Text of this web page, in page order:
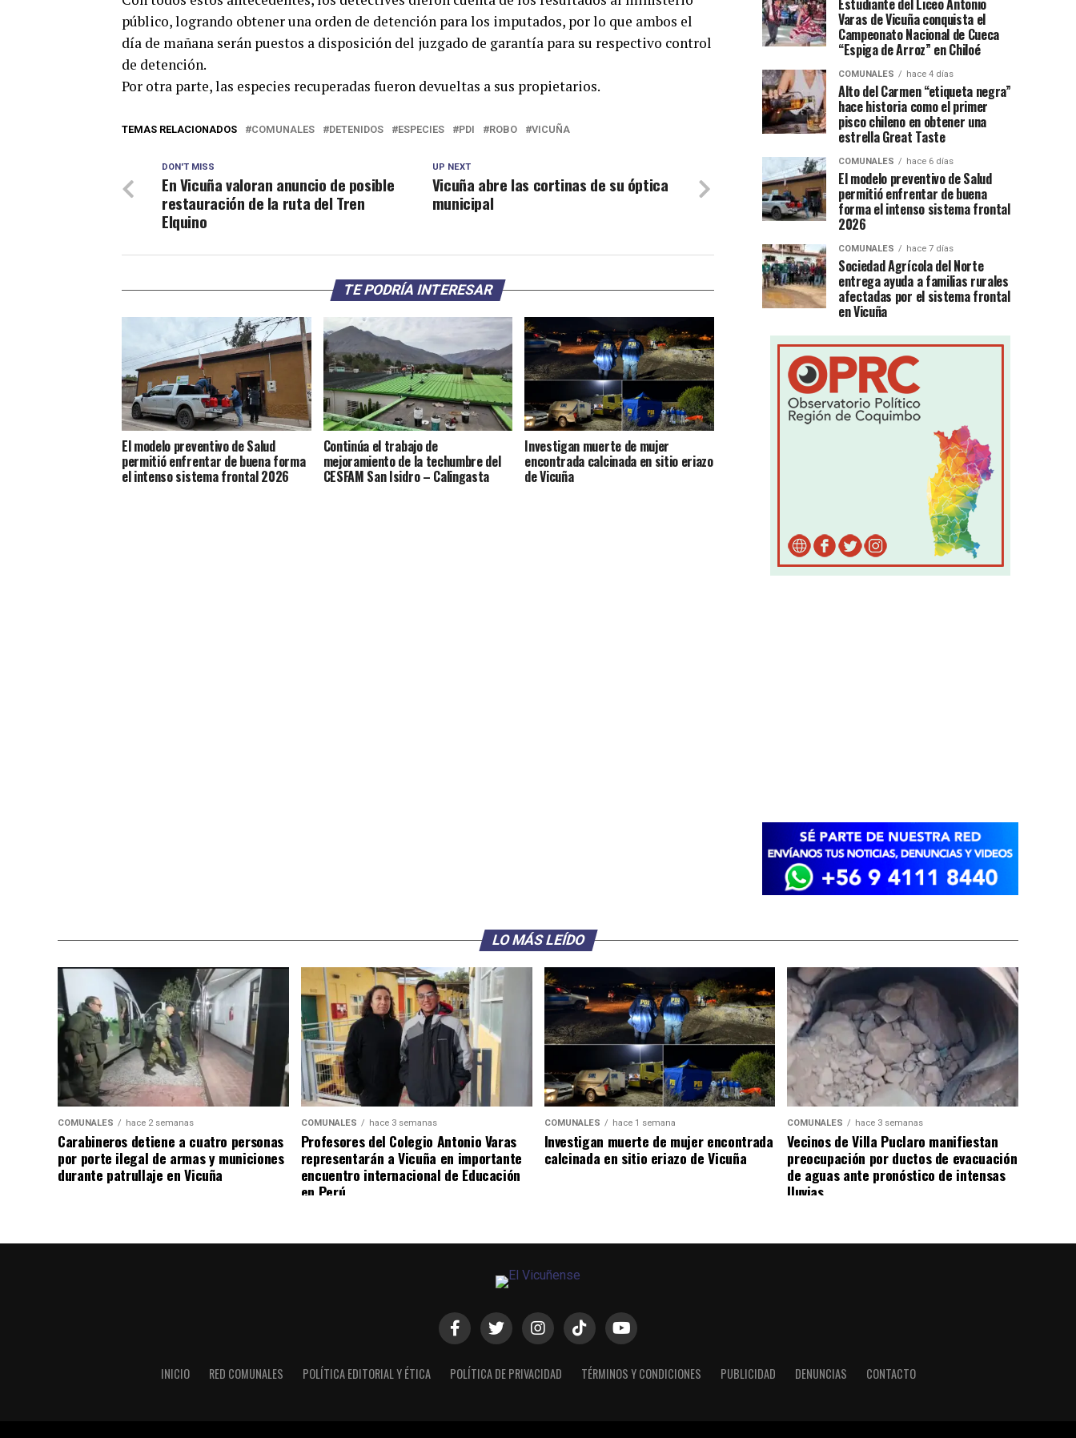
público, logrando obtener una orden de detención para los imputados, por lo que ambos el
día de mañana serán puestos a disposición del juzgado de garantía para su respectivo control
de detención.
Por otra parte, las especies recuperadas fueron devueltas a sus propietarios.
TEMAS RELACIONADOS COMUNALES DETENIDOS ESPECIES PDI ROBO VICUÑA
UP NEXT
Vicuña abre las cortinas de su óptica
municipal
DON'T MISS
En Vicuña valoran anuncio de posible
restauración de la ruta del Tren
Elquino
TE PODRÍA INTERESAR
El modelo preventivo de Salud
permitió enfrentar de buena forma
el intenso sistema frontal 2026
Continúa el trabajo de
mejoramiento de la techumbre del
CESFAM San Isidro – Calingasta
Investigan muerte de mujer
encontrada calcinada en sitio eriazo
de Vicuña
Estudiante del Liceo Antonio
Varas de Vicuña conquista el
Campeonato Nacional de Cueca
“Espiga de Arroz” en Chiloé
COMUNALES hace 4 días
Alto del Carmen “etiqueta negra”
hace historia como el primer
pisco chileno en obtener una
estrella Great Taste
COMUNALES hace 6 días
El modelo preventivo de Salud
permitió enfrentar de buena
forma el intenso sistema frontal
2026
COMUNALES hace 7 días
Sociedad Agrícola del Norte
entrega ayuda a familias rurales
afectadas por el sistema frontal
en Vicuña
LO MÁS LEÍDO
COMUNALES hace 2 semanas
Carabineros detiene a cuatro personas
por porte ilegal de armas y municiones
durante patrullaje en Vicuña
COMUNALES hace 3 semanas
Profesores del Colegio Antonio Varas
representarán a Vicuña en importante
encuentro internacional de Educación
en Perú
COMUNALES hace 1 semana
Investigan muerte de mujer encontrada
calcinada en sitio eriazo de Vicuña
COMUNALES hace 3 semanas
Vecinos de Villa Puclaro manifiestan
preocupación por ductos de evacuación
de aguas ante pronóstico de intensas
lluvias
INICIO RED COMUNALES POLÍTICA EDITORIAL Y ÉTICA POLÍTICA DE PRIVACIDAD TÉRMINOS Y CONDICIONES PUBLICIDAD DENUNCIAS CONTACTO